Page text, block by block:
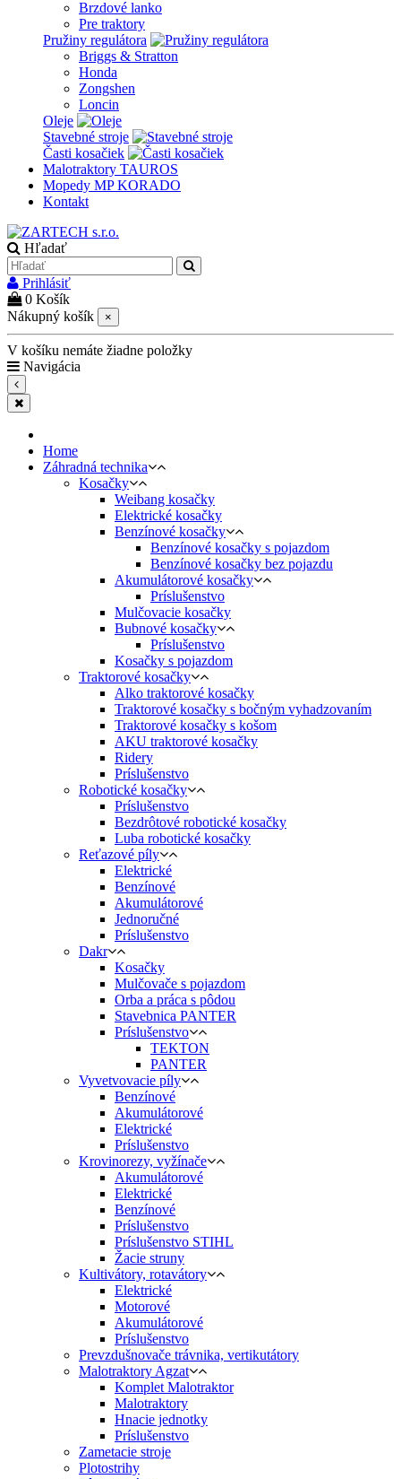
Brzdové lanko
Pre traktory
Pružiny regulátora
Briggs & Stratton
Honda
Zongshen
Loncin
Oleje
Stavebné stroje
Časti kosačiek
Malotraktory TAUROS
Mopedy MP KORADO
Kontakt
Hľadať
Prihlásiť
0 Košík
Nákupný košík
×
V košíku nemáte žiadne položky
Navigácia
Home
Záhradná technika
Kosačky
Weibang kosačky
Elektrické kosačky
Benzínové kosačky
Benzínové kosačky s pojazdom
Benzínové kosačky bez pojazdu
Akumulátorové kosačky
Príslušenstvo
Mulčovacie kosačky
Bubnové kosačky
Príslušenstvo
Kosačky s pojazdom
Traktorové kosačky
Alko traktorové kosačky
Traktorové kosačky s bočným vyhadzovaním
Traktorové kosačky s košom
AKU traktorové kosačky
Ridery
Príslušenstvo
Robotické kosačky
Príslušenstvo
Bezdrôtové robotické kosačky
Luba robotické kosačky
Reťazové píly
Elektrické
Benzínové
Akumulátorové
Jednoručné
Príslušenstvo
Dakr
Kosačky
Mulčovače s pojazdom
Orba a práca s pôdou
Stavebnica PANTER
Príslušenstvo
TEKTON
PANTER
Vyvetvovacie píly
Benzínové
Akumulátorové
Elektrické
Príslušenstvo
Krovinorezy, vyžínače
Akumulátorové
Elektrické
Benzínové
Príslušenstvo
Príslušenstvo STIHL
Žacie struny
Kultivátory, rotavátory
Elektrické
Motorové
Akumulátorové
Príslušenstvo
Prevzdušnovače trávnika, vertikutátory
Malotraktory Agzat
Komplet Malotraktor
Malotraktory
Hnacie jednotky
Príslušenstvo
Zametacie stroje
Plotostrihy